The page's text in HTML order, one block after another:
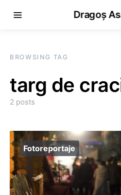
Dragoș
BROWSING TAG
targ de
2 posts
Fotoreportaje